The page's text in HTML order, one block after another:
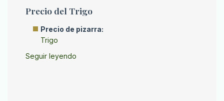
Precio del Trigo
Precio de pizarra:
Trigo
Seguir leyendo